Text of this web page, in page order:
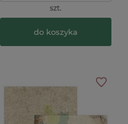
szt.
do koszyka